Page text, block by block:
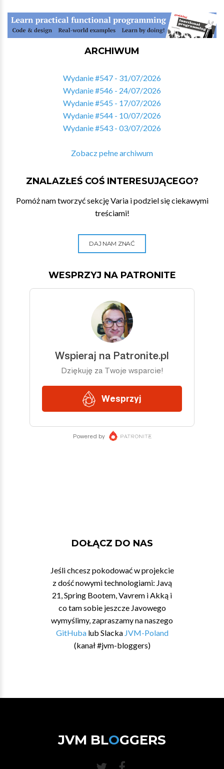
ARCHIWUM
Wydanie #547 - 31/07/2026
Wydanie #546 - 24/07/2026
Wydanie #545 - 17/07/2026
Wydanie #544 - 10/07/2026
Wydanie #543 - 03/07/2026
Zobacz pełne archiwum
ZNALAZŁEŚ COŚ INTERESUJĄCEGO?
Pomóż nam tworzyć sekcję Varia i podziel się ciekawymi
treściami!
DAJ NAM ZNAĆ
WESPRZYJ NA PATRONITE
DOŁĄCZ DO NAS
Jeśli chcesz pokodować w projekcie
z dość nowymi technologiami: Javą
21, Spring Bootem, Vavrem i Akką i
co tam sobie jeszcze Javowego
wymyślimy, zapraszamy na naszego
GitHubalub Slacka JVM-Poland
(kanał #jvm-bloggers)
JVM BLOGGERS